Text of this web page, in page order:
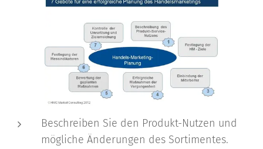
Beschreiben Sie den Produkt-Nutzen und
mögliche Änderungen des Sortimentes.